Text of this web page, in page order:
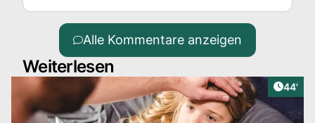
diese Gelegenheit! Er belohnt alle, die ihn
suchen.
Alle Kommentare anzeigen
Weiterlesen
44'